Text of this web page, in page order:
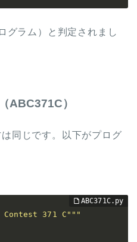
グラム）と判定されまし
ABC371C）
同じです。以下がプログ
Contest 371 C"""